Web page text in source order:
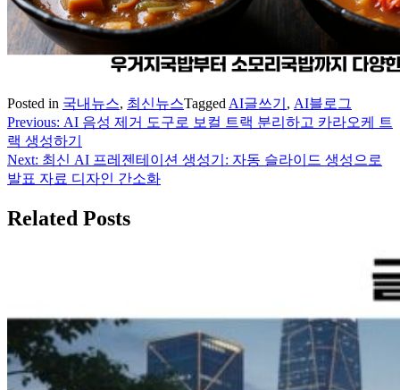
Posted in 국내뉴스, 최신뉴스Tagged AI글쓰기 , AI블로그
글
탐
색
Previous: AI 음성 제거 도구로 보컬 트랙 분리하고 카라오케 트
랙 생성하기
Next: 최신 AI 프레젠테이션 생성기: 자동 슬라이드 생성으로
발표 자료 디자인 간소화
Related Posts